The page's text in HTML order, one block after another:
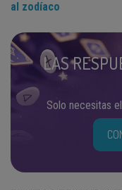
al zodíaco
LAS
Solo necesitas